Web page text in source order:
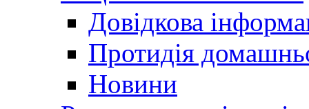
Довідкова
Протидія
Новини